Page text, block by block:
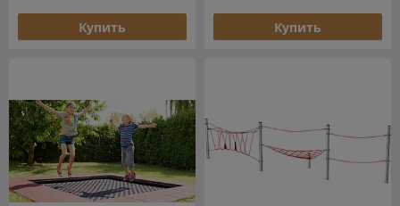
Купить Купить